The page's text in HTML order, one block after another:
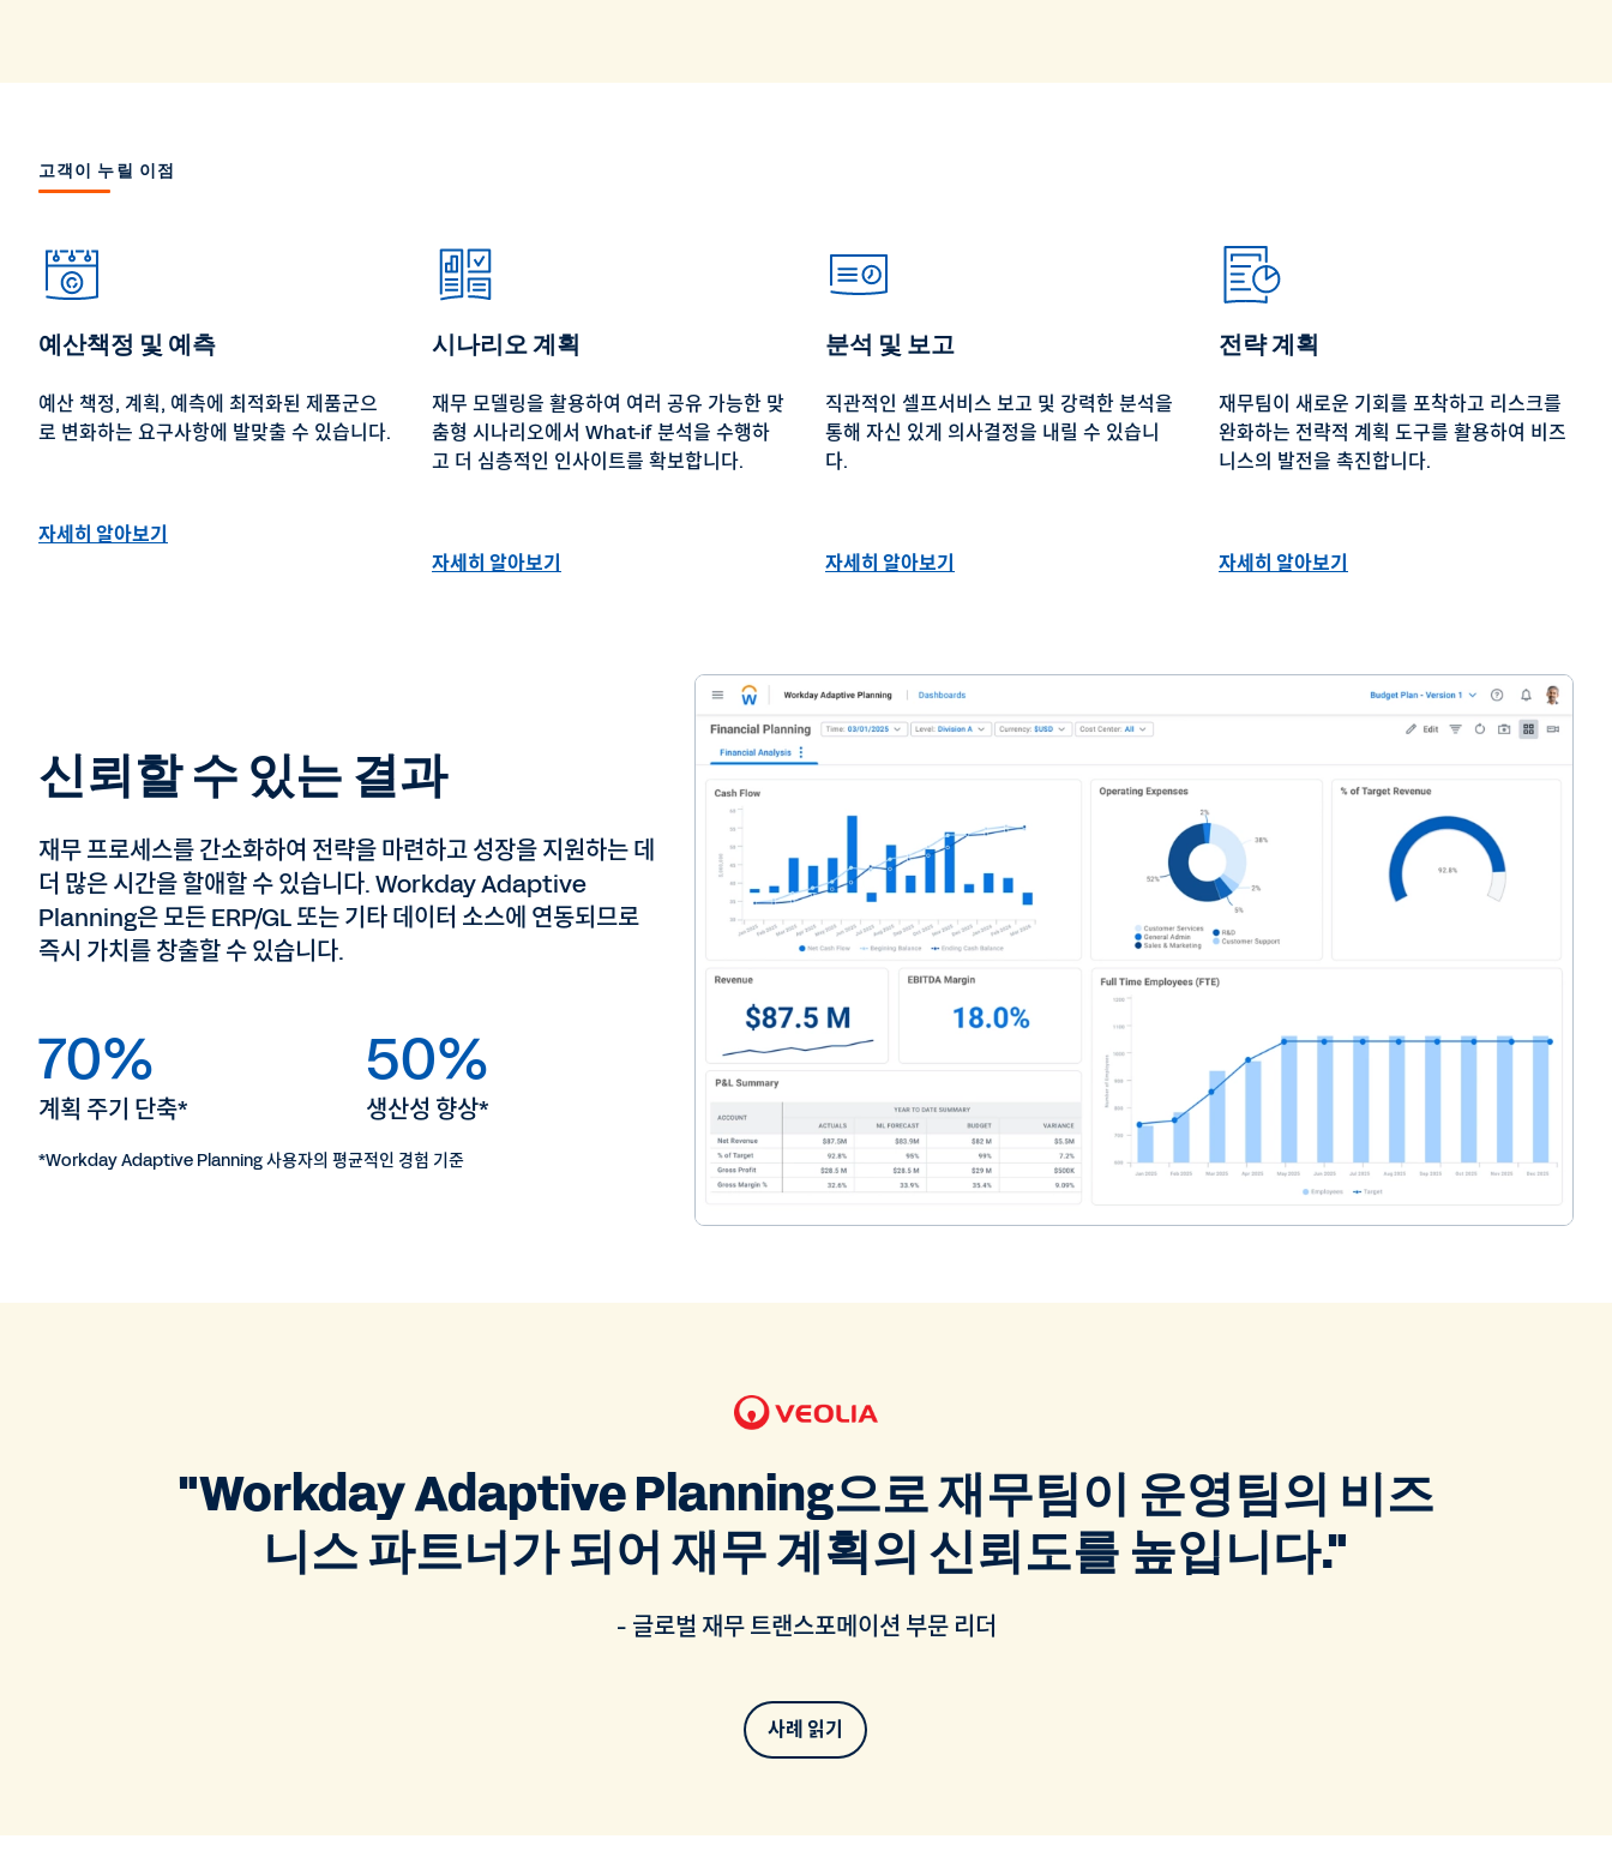
고객이 누릴 이점
예산책정 및 예측
예산 책정, 계획, 예측에 최적화된 제품군으
로 변화하는 요구사항에 발맞출 수 있습니다.
자세히 알아보기
시나리오 계획
재무 모델링을 활용하여 여러 공유 가능한 맞
춤형 시나리오에서 What-if 분석을 수행하
고 더 심층적인 인사이트를 확보합니다.
자세히 알아보기
분석 및 보고
직관적인 셀프서비스 보고 및 강력한 분석을
통해 자신 있게 의사결정을 내릴 수 있습니
다.
자세히 알아보기
전략 계획
재무팀이 새로운 기회를 포착하고 리스크를
완화하는 전략적 계획 도구를 활용하여 비즈
니스의 발전을 촉진합니다.
자세히 알아보기
신뢰할 수 있는 결과
재무 프로세스를 간소화하여 전략을 마련하고 성장을 지원하는 데
더 많은 시간을 할애할 수 있습니다. Workday Adaptive
Planning은 모든 ERP/GL 또는 기타 데이터 소스에 연동되므로
즉시 가치를 창출할 수 있습니다.
70%
계획 주기 단축*
50%
생산성 향상*
*Workday Adaptive Planning 사용자의 평균적인 경험 기준
"Workday Adaptive Planning으로 재무팀이 운영팀의 비즈
니스 파트너가 되어 재무 계획의 신뢰도를 높입니다."
- 글로벌 재무 트랜스포메이션 부문 리더
사례 읽기